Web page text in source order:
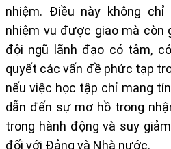
nhiệm. Điều này không
nhiệm vụ được giao mà còn
đội ngũ lãnh đạo có tâm,
quyết các vấn đề phức tạp
nếu việc học tập chỉ mang
dẫn đến sự mơ hồ trong
trong hành động và suy
đối với Đảng và Nhà nước.